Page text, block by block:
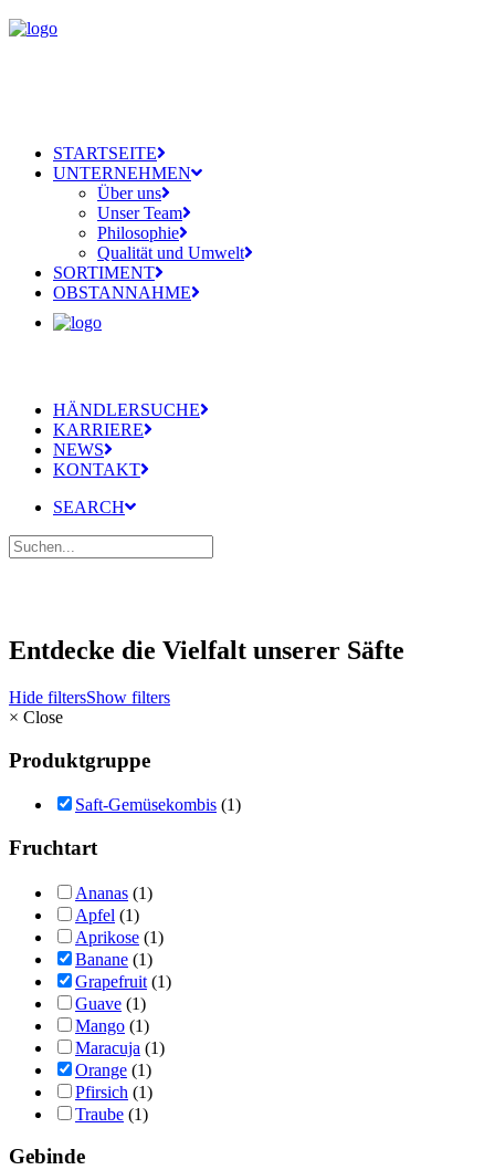
STARTSEITE
UNTERNEHMEN
Über uns
Unser Team
Philosophie
Qualität und Umwelt
SORTIMENT
OBSTANNAHME
HÄNDLERSUCHE
KARRIERE
NEWS
KONTAKT
SEARCH
Entdecke die Vielfalt unserer Säfte
Hide filtersShow filters
× Close
Produktgruppe
Saft-Gemüsekombis (1)
Fruchtart
Ananas (1)
Apfel (1)
Aprikose (1)
Banane (1)
Grapefruit (1)
Guave (1)
Mango (1)
Maracuja (1)
Orange (1)
Pfirsich (1)
Traube (1)
Gebinde